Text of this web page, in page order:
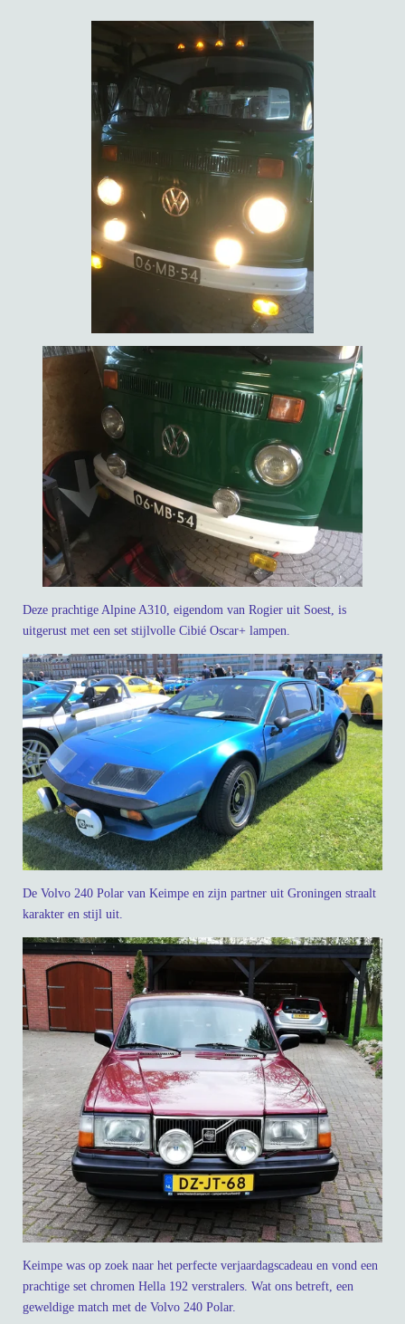
Deze prachtige Alpine A310, eigendom van Rogier uit Soest, is
uitgerust met een set stijlvolle Cibié Oscar+ lampen.
De Volvo 240 Polar van Keimpe en zijn partner uit Groningen straalt
karakter en stijl uit.
Keimpe was op zoek naar het perfecte verjaardagscadeau en vond een
prachtige set chromen Hella 192 verstralers. Wat ons betreft, een
geweldige match met de Volvo 240 Polar.